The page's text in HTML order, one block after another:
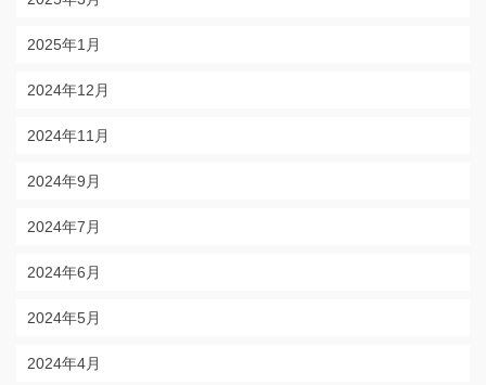
2025年1月
2024年12月
2024年11月
2024年9月
2024年7月
2024年6月
2024年5月
2024年4月